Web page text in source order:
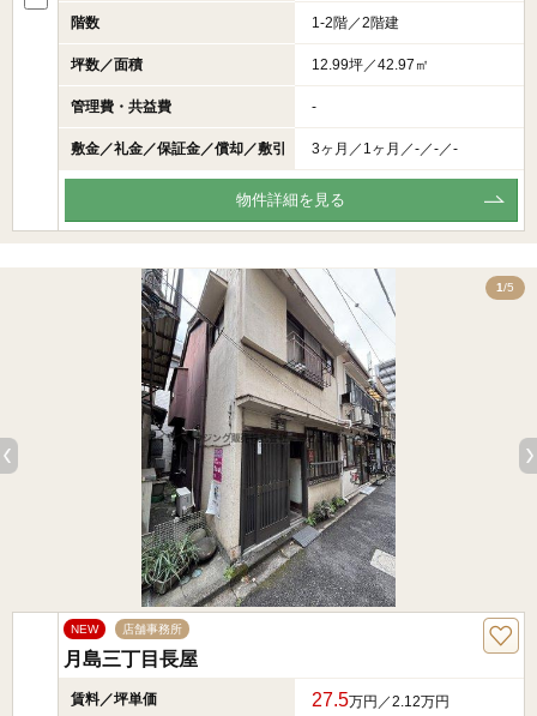
階数 1-2階／2階建
坪数／面積 12.99坪／42.97㎡
管理費・共益費 -
敷金／礼金／保証金／償却／敷引 3ヶ月／1ヶ月／-／-／-
物件詳細を見る
1/5
NEW 店舗事務所
月島三丁目長屋
賃料／坪単価 27.5万円／2.12万円